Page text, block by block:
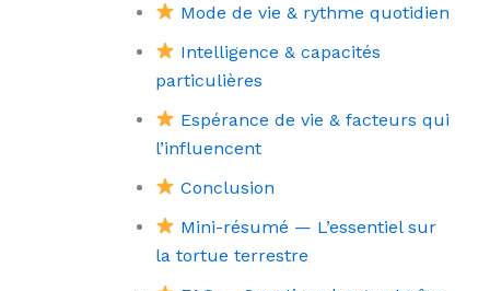
Mode de vie & rythme quotidien
Intelligence & capacités
particulières
Espérance de vie & facteurs qui
l’influencent
Conclusion
Mini-résumé — L’essentiel sur
la tortue terrestre